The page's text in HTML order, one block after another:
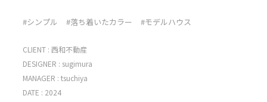
#シンプル #落ち着いたカラー #モデルハウス
CLIENT :西和不動産
DESIGNER : sugimura
MANAGER :tsuchiya
DATE : 2024